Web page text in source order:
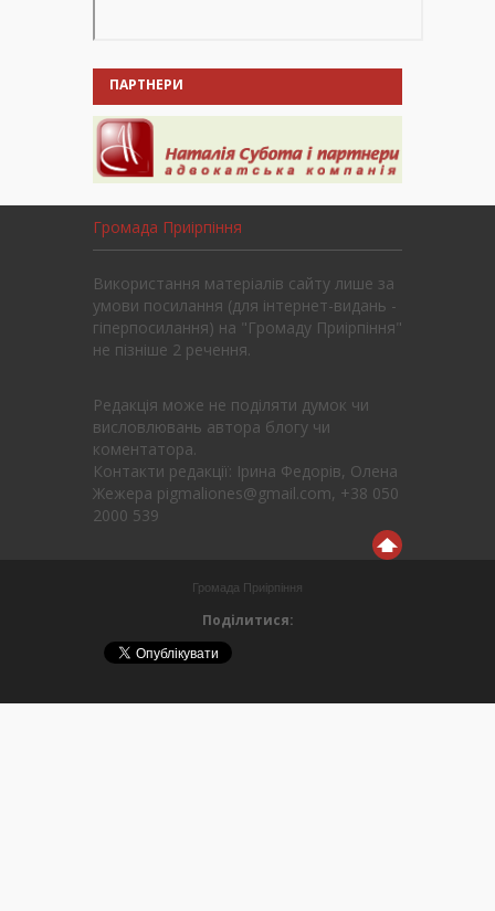
ПАРТНЕРИ
Громада Приірпіння
Використання матеріалів сайту лише за
умови посилання (для інтернет-видань -
гіперпосилання) на "Громаду Приірпіння"
не пізніше 2 речення.
Редакція може не поділяти думок чи
висловлювань автора блогу чи
коментатора.
Контакти редакції: Ірина Федорів, Олена
Жежера pigmaliones@gmail.com, +38 050
2000 539
Громада Приірпіння
Поділитися: